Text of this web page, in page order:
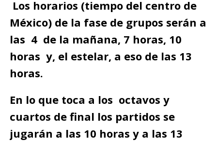
Los horarios (tiempo del centro de
México) de la fase de grupos serán a
las 4 de la mañana, 7 horas, 10
horas y, el estelar, a eso de las 13
horas.
En lo que toca a los octavos y
cuartos de final los partidos se
jugarán a las 10 horas y a las 13